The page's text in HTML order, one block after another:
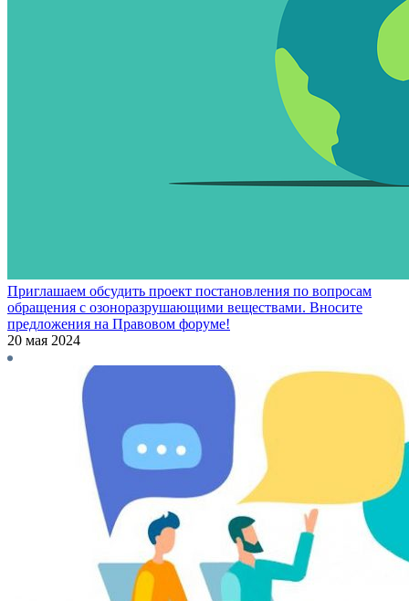
Приглашаем обсудить проект постановления по вопросам
обращения с озоноразрушающими веществами. Вносите
предложения на Правовом форуме!
20 мая 2024